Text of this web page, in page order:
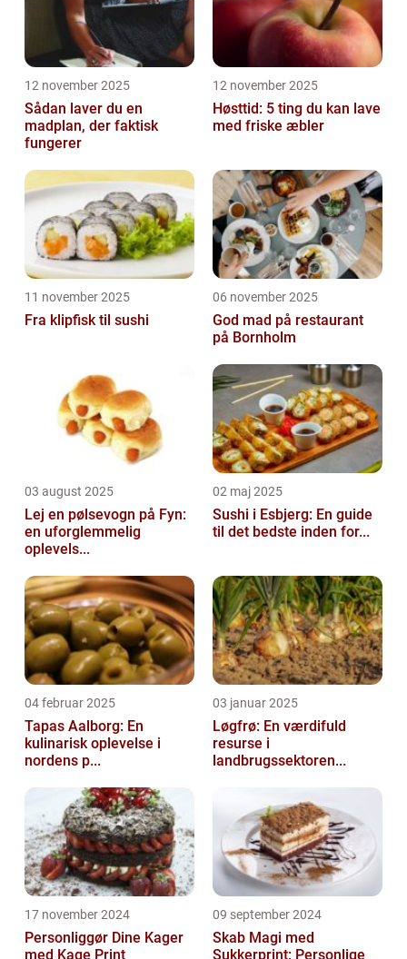
12 november 2025
Sådan laver du en
madplan, der faktisk
fungerer
12 november 2025
Høsttid: 5 ting du kan lave
med friske æbler
11 november 2025
Fra klipfisk til sushi
06 november 2025
God mad på restaurant
på Bornholm
03 august 2025
Lej en pølsevogn på Fyn:
en uforglemmelig
oplevels...
02 maj 2025
Sushi i Esbjerg: En guide
til det bedste inden for...
04 februar 2025
Tapas Aalborg: En
kulinarisk oplevelse i
nordens p...
03 januar 2025
Løgfrø: En værdifuld
resurse i
landbrugssektoren...
17 november 2024
Personliggør Dine Kager
med Kage Print
09 september 2024
Skab Magi med
Sukkerprint: Personlige